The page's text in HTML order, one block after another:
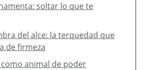
soltar lo que te
del alce: la terquedad que
de firmeza
como animal de poder